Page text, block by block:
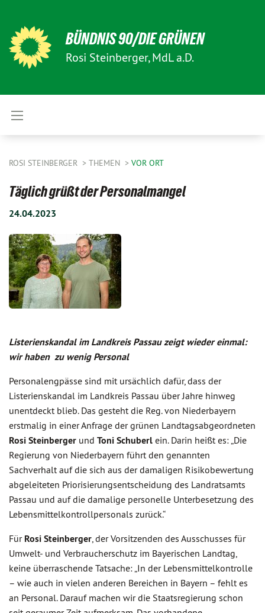
BÜNDNIS 90/DIE GRÜNEN
Rosi Steinberger, MdL a.D.
ROSI STEINBERGER THEMEN VOR ORT
Täglich grüßt der Personalmangel
24.04.2023
Listerienskandal im Landkreis Passau zeigt wieder einmal:
wir haben zu wenig Personal
Personalengpässe sind mit ursächlich dafür, dass der
Listerienskandal im Landkreis Passau über Jahre hinweg
unentdeckt blieb. Das gesteht die Reg. von Niederbayern
erstmalig in einer Anfrage der grünen Landtagsabgeordneten
Rosi Steinberger und Toni Schuberl ein. Darin heißt es: „Die
Regierung von Niederbayern führt den genannten
Sachverhalt auf die sich aus der damaligen Risikobewertung
abgeleiteten Priorisierungsentscheidung des Landratsamts
Passau und auf die damalige personelle Unterbesetzung des
Lebensmittelkontrollpersonals zurück.“
Für Rosi Steinberger, der Vorsitzenden des Ausschusses für
Umwelt- und Verbraucherschutz im Bayerischen Landtag,
keine überraschende Tatsache: „In der Lebensmittelkontrolle
– wie auch in vielen anderen Bereichen in Bayern – fehlt es
an Personal. Darauf machen wir die Staatsregierung schon